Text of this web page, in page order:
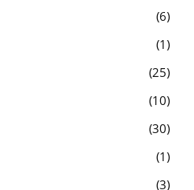
6
1
25
10
30
1
3